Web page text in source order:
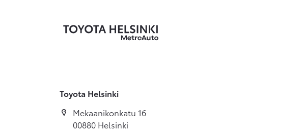
Toyota Helsinki
Mekaanikonkatu 16
00880 Helsinki